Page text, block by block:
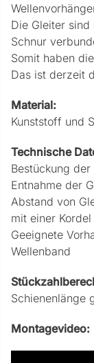
Die Gleiter
Schnur
Somit haben
Das ist derzeit
Material:
Kunststoff und
Technische
Bestückung
Entnahme der
Abstand von
mit einer
Geeignete
Wellenband
Schienenlänge
Montagevideo: